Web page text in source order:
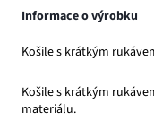
Informace o výrobku
Košile s krátkým
Košile s krátkým
materiálu.